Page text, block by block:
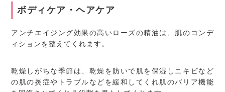
ボディケア・ヘアケア
アンチエイジング効果の高いローズの精油は、肌のコンデ
ィションを整えてくれます。
乾燥しがちな季節は、乾燥を防いで肌を保湿しニキビなど
の肌の炎症やトラブルなどを緩和してくれ肌のバリア機能